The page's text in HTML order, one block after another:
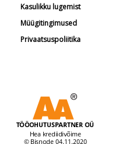
Kasulikku lugemist
Müügitingimused
Privaatsuspoliitika